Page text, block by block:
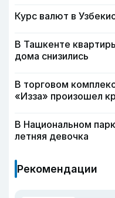
Курс валют в
В Ташкенте
дома снизились
В торговом
«Изза» произошел
В Национальном
летняя девочка
Рекомендации